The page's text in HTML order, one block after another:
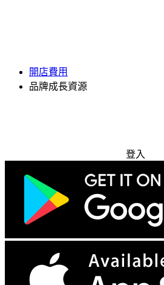
開店費用
品牌成長資源
登入